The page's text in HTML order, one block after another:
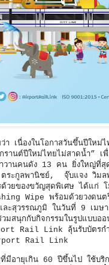
นื่องในโอกาสวันขึ้นปีใหม่ไ
านต์ปีใหม่ไทยไม่สาดน้ำ” เพื่
วานคนดัง 13 คน ยิ่งใหญ่ที่
ระกูลพานิชย์, จุ๊บแจง วิม
ด้วยของขวัญสุดพิเศษ ได้แก่
Wipe พร้อมด้วยวงดน
ละสุวรรณภูมิ ในวันที่ 9 เมษ
สนุกกับกิจกรรมในรูปแบบออ
Rail Link ลุ้นรับบัตรกำ
Rail Link
มีอายุเกิน 60 ปีขึ้นไป ใช้บริ